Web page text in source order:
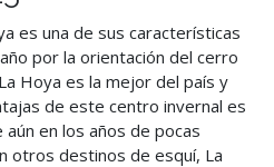
es una de sus características
por la orientación del cerro
Hoya es la mejor del país y
de este centro invernal es
en los años de pocas
otros destinos de esquí, La